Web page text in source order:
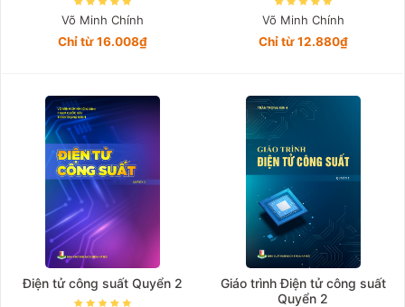
Võ Minh Chính
Chỉ từ 16.008₫
Võ Minh Chính
Chỉ từ 12.880₫
Điện tử công suất Quyển 2
Giáo trình Điện tử công suất
Quyển 2